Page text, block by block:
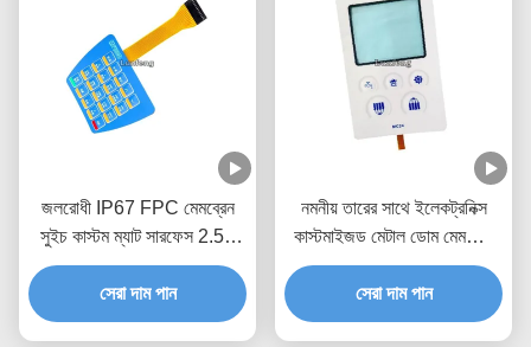
জলরোধী IP67 FPC মেমব্রেন
সুইচ কাস্টম ম্যাট সারফেস 2.54
মিমি সংযোগকারী
সেরা দাম পান
নমনীয় তারের সাথে ইলেকট্রনিক্স
কাস্টমাইজড মেটাল ডোম মেমব্রেন
সুইচ
সেরা দাম পান